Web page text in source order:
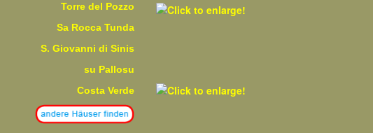
Torre del Pozzo
Sa Rocca Tunda
S. Giovanni di Sinis
su Pallosu
Costa Verde